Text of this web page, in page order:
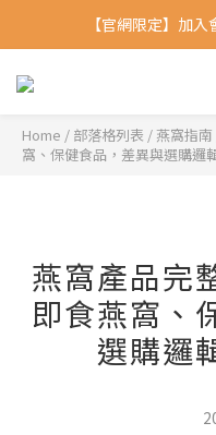
【官網限定】加
Home / 部落格列表 /燕窩指南
窩、保健食品，差異與選購邏
燕窩產品完
即食燕窩、
選購邏